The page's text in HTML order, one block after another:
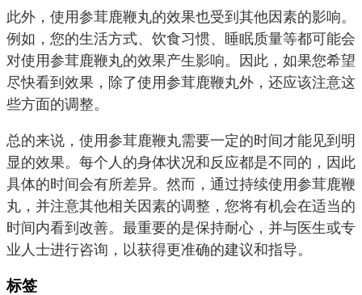
此外，使用参茸鹿鞭丸的效果也受到其他因素的影响。
例如，您的生活方式、饮食习惯、睡眠质量等都可能会
对使用参茸鹿鞭丸的效果产生影响。因此，如果您希望
尽快看到效果，除了使用参茸鹿鞭丸外，还应该注意这
些方面的调整。
总的来说，使用参茸鹿鞭丸需要一定的时间才能见到明
显的效果。每个人的身体状况和反应都是不同的，因此
具体的时间会有所差异。然而，通过持续使用参茸鹿鞭
丸，并注意其他相关因素的调整，您将有机会在适当的
时间内看到改善。最重要的是保持耐心，并与医生或专
业人士进行咨询，以获得更准确的建议和指导。
标签